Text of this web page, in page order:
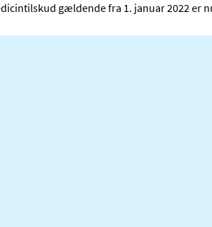
gældende fra 1. januar 2022 er